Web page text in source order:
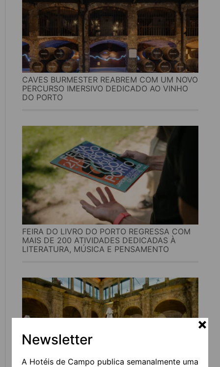
Newsletter
A Hotéis de Campo publica semanalmente uma
CAVES BURMESTER REABREM COM UM NOVO
PERCURSO IMERSIVO DEDICADO AO VINHO
DO PORTO
FEIRA DO LIVRO DO PORTO REGRESSA COM
MAIS DE 200 ATIVIDADES DEDICADAS À
LITERATURA, MÚSICA E PENSAMENTO